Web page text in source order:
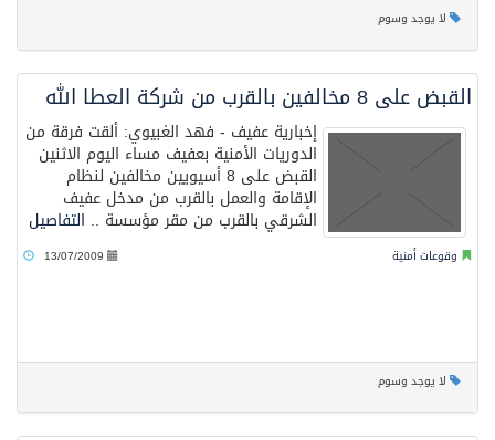
لا يوجد وسوم
القبض على 8 مخالفين بالقرب من شركة العطا الله
إخبارية عفيف - فهد الغبيوي: ألقت فرقة من
الدوريات الأمنية بعفيف مساء اليوم الاثنين
القبض على 8 أسيويين مخالفين لنظام
الإقامة والعمل بالقرب من مدخل عفيف
الشرقي بالقرب من مقر مؤسسة .. التفاصيل
وقوعات أمنية 13/07/2009
لا يوجد وسوم